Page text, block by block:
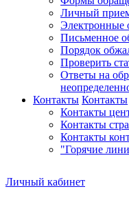
Личный
Электронные
Письменное
Порядок
Проверить
Ответы на
Контакты Контакты
Контакты
Контакты
Контакты
"Горячие
Личный кабинет